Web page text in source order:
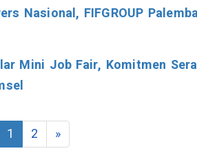
Nasional, FIFGROUP
Mini Job Fair, Komitmen
1 2 »